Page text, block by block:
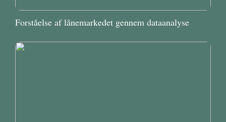
Forståelse af lånemarkedet gennem dataanalyse